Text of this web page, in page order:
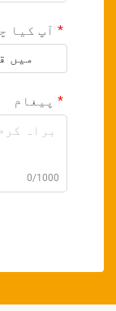
آپ کیا
میں
پیغام
0/1000